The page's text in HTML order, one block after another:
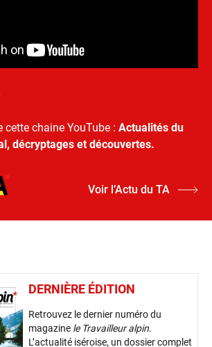
cette chaine YouTube : Actualités du
décryptages et découvertes.
Voir l’Actu du TA
DERNIÈRE ÉDITION
Retrouvez le dernier numéro du
magazine le Travailleur alpin.
L’actualité iséroise, un dossier complet